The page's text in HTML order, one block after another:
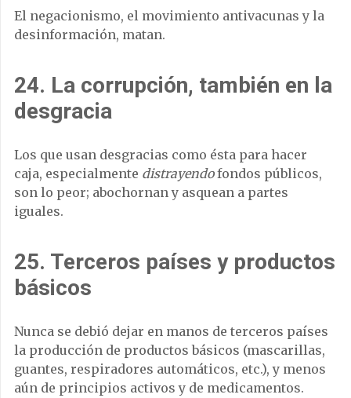
El negacionismo, el movimiento antivacunas y la
desinformación, matan.
24. La corrupción, también en la
desgracia
Los que usan desgracias como ésta para hacer
caja, especialmente distrayendofondos públicos,
son lo peor; abochornan y asquean a partes
iguales.
25. Terceros países y productos
básicos
Nunca se debió dejar en manos de terceros países
la producción de productos básicos (mascarillas,
guantes, respiradores automáticos, etc.), y menos
aún de principios activos y de medicamentos.